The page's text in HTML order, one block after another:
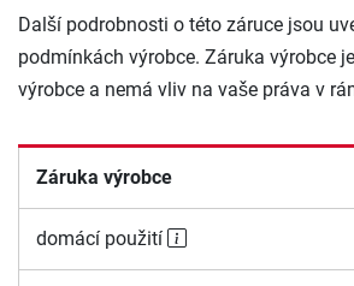
Další podrobnosti o této záruce jsou
podmínkách výrobce. Záruka výrobce
výrobce a nemá vliv na vaše práva v
Záruka výrobce
domácí použití